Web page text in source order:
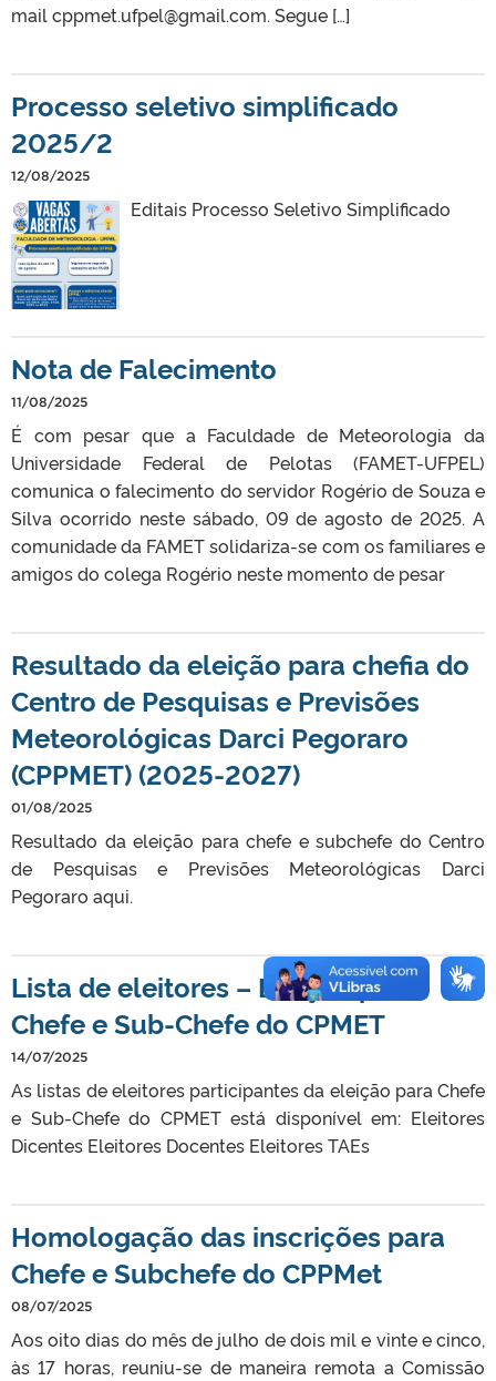
mail cppmet.ufpel@gmail.com. Segue […]
Processo seletivo simplificado
2025/2
12/08/2025
Editais Processo Seletivo Simplificado
Nota de Falecimento
11/08/2025
É com pesar que a Faculdade de Meteorologia da
Universidade Federal de Pelotas (FAMET-UFPEL)
comunica o falecimento do servidor Rogério de Souza e
Silva ocorrido neste sábado, 09 de agosto de 2025. A
comunidade da FAMET solidariza-se com os familiares e
amigos do colega Rogério neste momento de pesar
Resultado da eleição para chefia do
Centro de Pesquisas e Previsões
Meteorológicas Darci Pegoraro
(CPPMET) (2025-2027)
01/08/2025
Resultado da eleição para chefe e subchefe do Centro
de Pesquisas e Previsões Meteorológicas Darci
Pegoraro aqui.
Lista de eleitores – Eleição para
Chefe e Sub-Chefe do CPMET
14/07/2025
As listas de eleitores participantes da eleição para Chefe
e Sub-Chefe do CPMET está disponível em: Eleitores
Dicentes Eleitores Docentes Eleitores TAEs
Homologação das inscrições para
Chefe e Subchefe do CPPMet
08/07/2025
Aos oito dias do mês de julho de dois mil e vinte e cinco,
às 17 horas, reuniu-se de maneira remota a Comissão